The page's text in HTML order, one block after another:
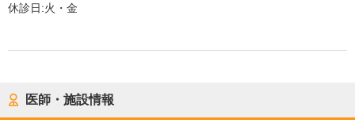
休診日:火・金
医師・施設情報